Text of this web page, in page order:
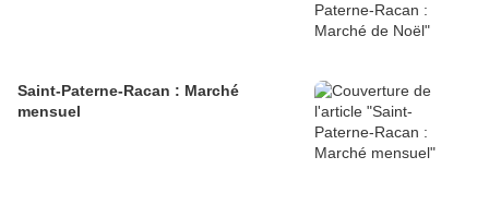
Saint-Paterne-Racan : Marché
mensuel